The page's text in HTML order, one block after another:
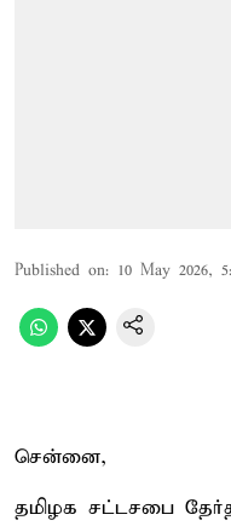
Published on: 10 May 2026,
சென்னை,
தமிழக சட்டசபை